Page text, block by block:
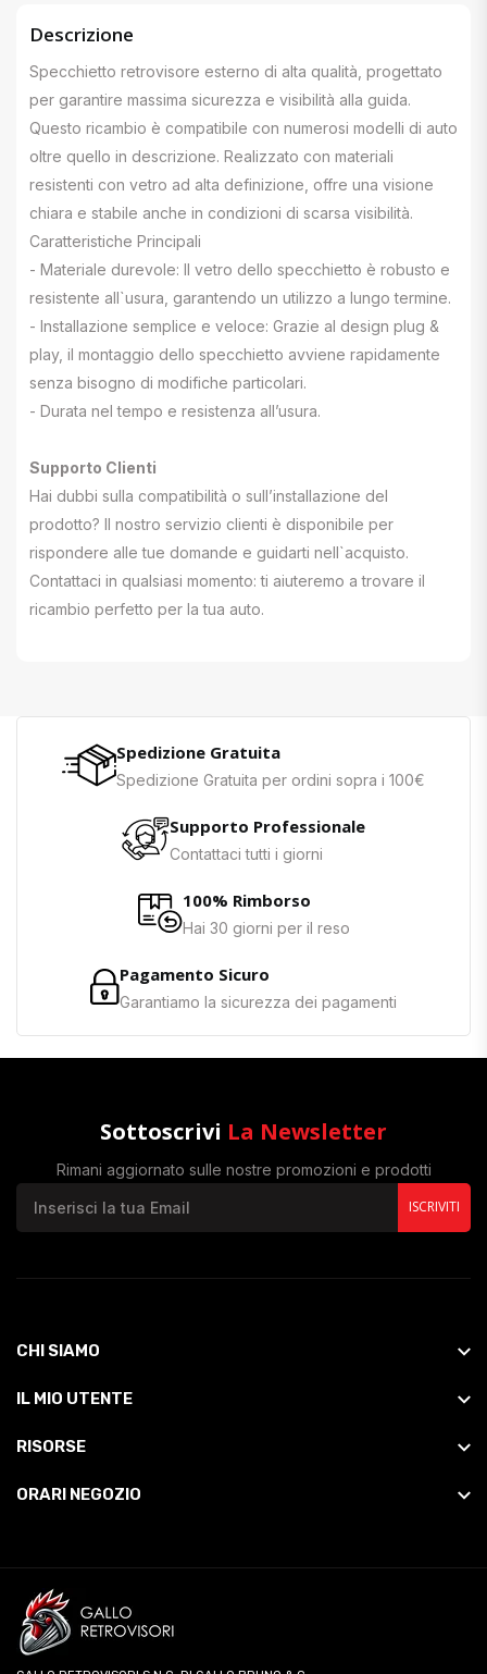
Descrizione
Specchietto retrovisore esterno di alta qualità, progettato
per garantire massima sicurezza e visibilità alla guida.
Questo ricambio è compatibile con numerosi modelli di auto
oltre quello in descrizione. Realizzato con materiali
resistenti con vetro ad alta definizione, offre una visione
chiara e stabile anche in condizioni di scarsa visibilità.
Caratteristiche Principali
- Materiale durevole: Il vetro dello specchietto è robusto e
resistente all`usura, garantendo un utilizzo a lungo termine.
- Installazione semplice e veloce: Grazie al design plug &
play, il montaggio dello specchietto avviene rapidamente
senza bisogno di modifiche particolari.
- Durata nel tempo e resistenza all’usura.
Supporto Clienti
Hai dubbi sulla compatibilità o sull’installazione del
prodotto? Il nostro servizio clienti è disponibile per
rispondere alle tue domande e guidarti nell`acquisto.
Contattaci in qualsiasi momento: ti aiuteremo a trovare il
ricambio perfetto per la tua auto.
Spedizione Gratuita
Spedizione Gratuita per ordini sopra i 100€
Supporto Professionale
Contattaci tutti i giorni
100% Rimborso
Hai 30 giorni per il reso
Pagamento Sicuro
Garantiamo la sicurezza dei pagamenti
Sottoscrivi La Newsletter
Rimani aggiornato sulle nostre promozioni e prodotti
ISCRIVITI
CHI SIAMO
IL MIO UTENTE
RISORSE
ORARI NEGOZIO